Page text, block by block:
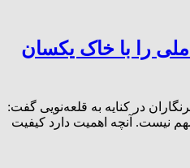
را با خاک یکسان
در کنایه به قلعه‌نویی گفت:
نیست. آنچه اهمیت دارد کیفیت